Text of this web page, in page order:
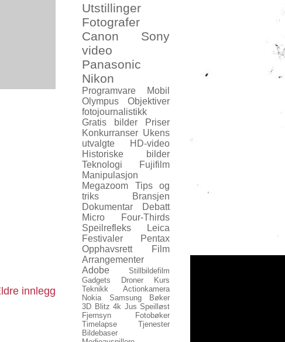
innlegg
Utstillinger
Fotografer
Canon
Sony
video
Panasonic
Nikon
Programvare
Mobil
Olympus
Objektiver
fotojournalistikk
Gratis bilder
Priser
Konkurranser Ukens
utvalgte
HD-video
Historiske bilder
Teknologi
Fujifilm
Manipulasjon
Megazoom
Tips og
triks
Bransjen
Dokumentar
Debatt
Micro Four-Thirds
Speilrefleks
Leica
Festivaler
Pentax
Opphavsrett
Film
Arrangementer
Adobe
Stillbildefilm
Gadgets
Droner
Kurs
Teknikk
Actionkamera
Nokia
Samsung
Bøker
3D Blitz 4k Jus Speilløst
Fjernsyn
Fotobøker
Timelapse
Tjenester
Bildebaser